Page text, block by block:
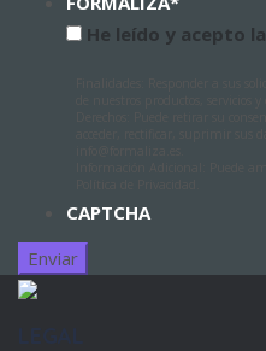
He leído y acepto la
CAPTCHA